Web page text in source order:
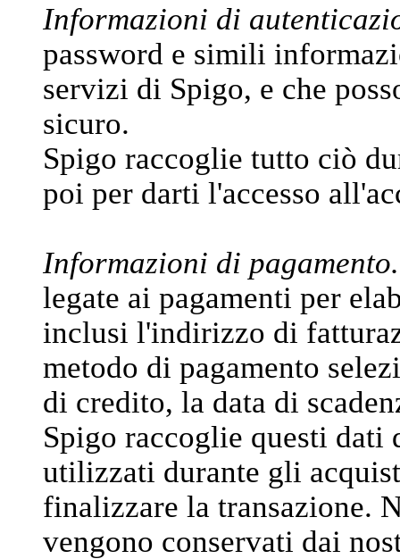
Informazioni di
password e simili
servizi di Spigo, e che
sicuro.
Spigo raccoglie tutto ciò
poi per darti l'accesso
Informazioni di pagamento.
legate ai pagamenti per
inclusi l'indirizzo di
metodo di pagamento
di credito, la data di
Spigo raccoglie questi dati
utilizzati durante gli
finalizzare la transazione.
vengono conservati dai